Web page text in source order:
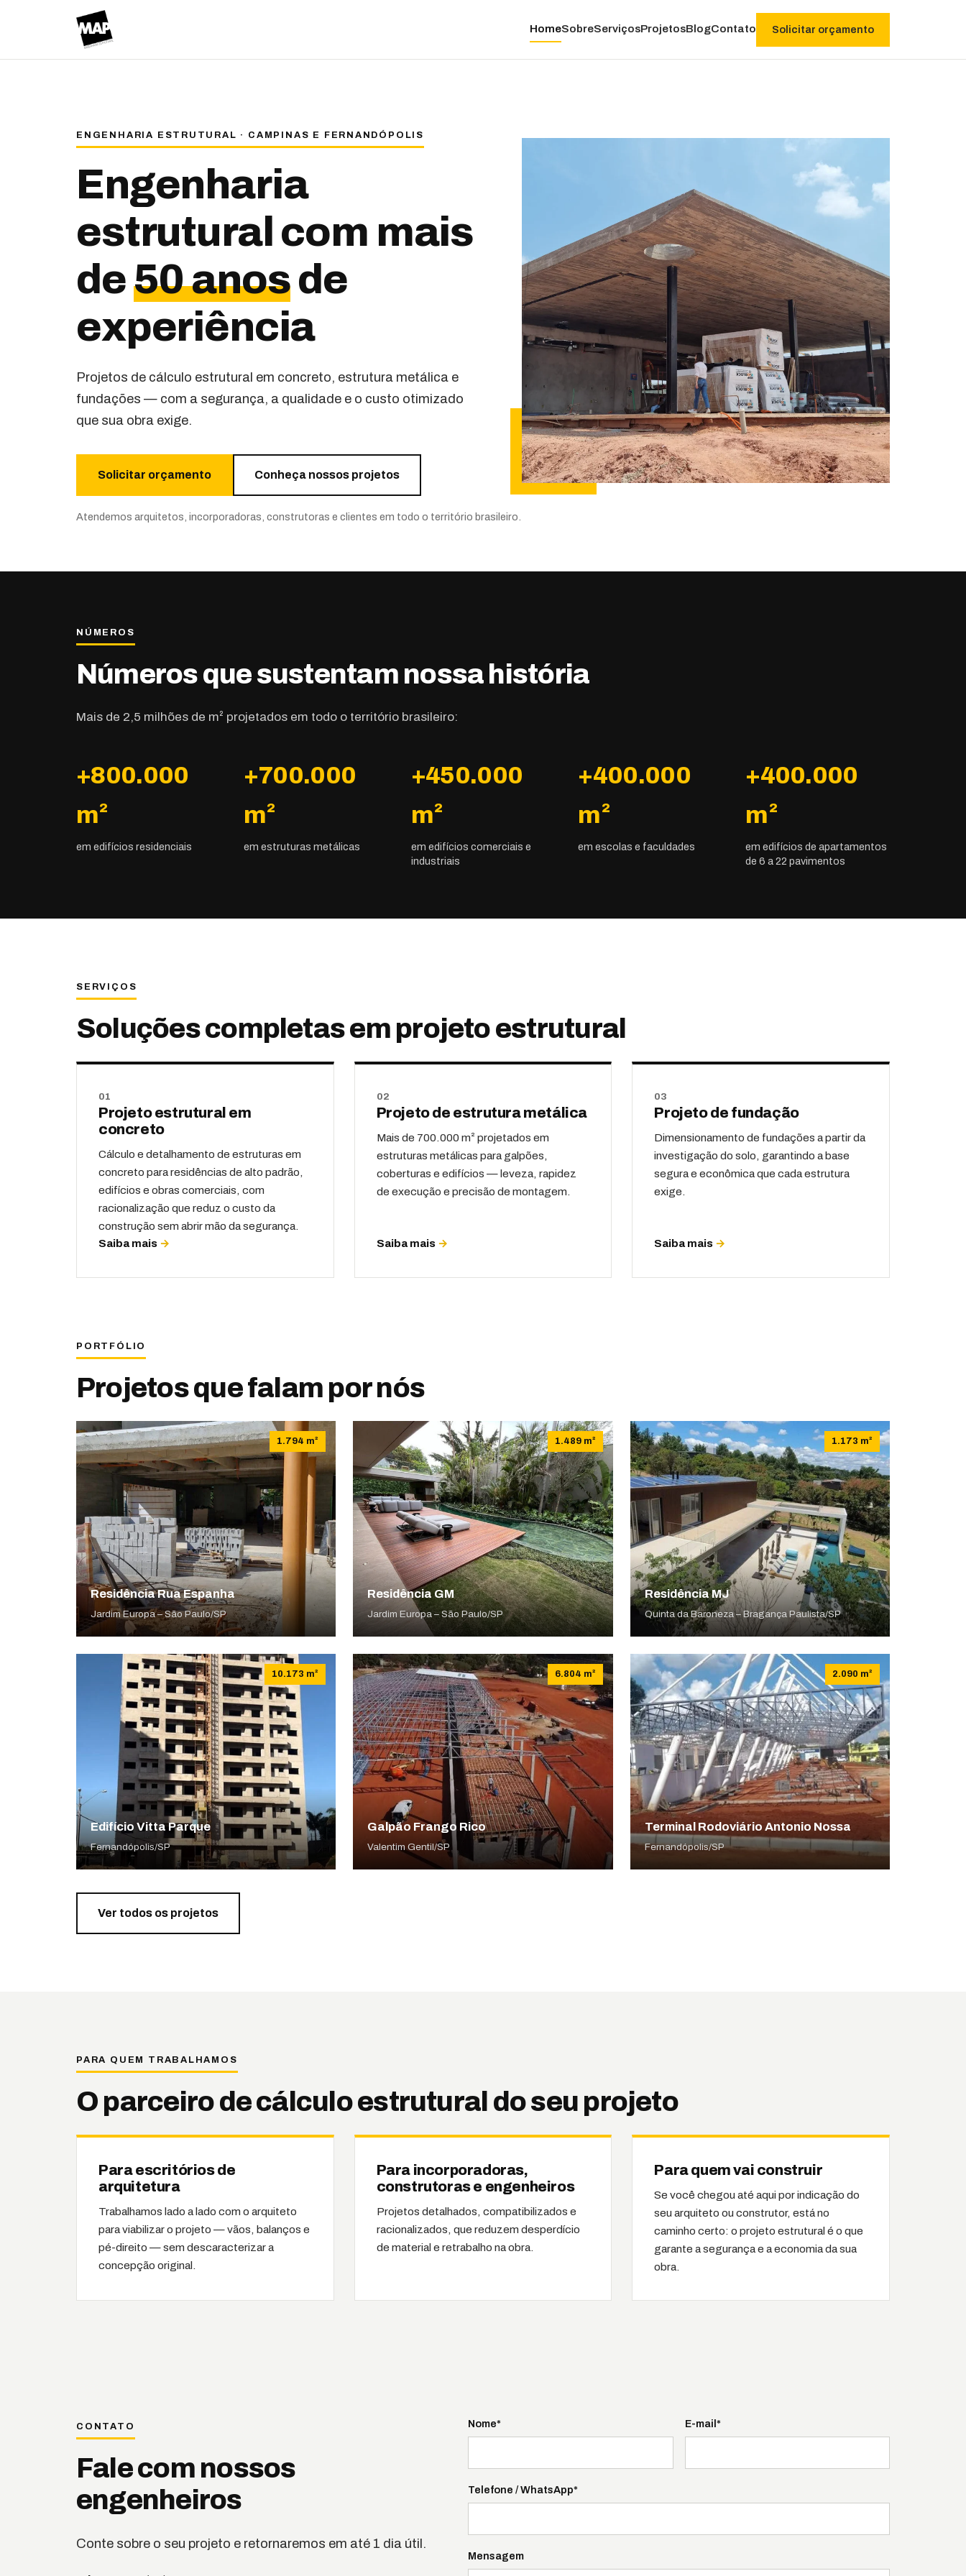
HomeSobreServiçosProjetosBlogContato Solicitar orçamento
ENGENHARIA ESTRUTURAL · CAMPINAS E FERNANDÓPOLIS
Engenharia
estrutural com mais
de50 anosde
experiência
Projetos de cálculo estrutural em concreto, estrutura metálica e
fundações — com a segurança, a qualidade e o custo otimizado
que sua obra exige.
Solicitar orçamento Conheça nossos projetos
Atendemos arquitetos, incorporadoras, construtoras e clientes em todo o território brasileiro.
NÚMEROS
Números que sustentam nossa história
Mais de 2,5 milhões de m² projetados em todo o território brasileiro:
+800.000
m²
em edifícios residenciais
+700.000
m²
em estruturas metálicas
+450.000
m²
em edifícios comerciais e
industriais
+400.000
m²
em escolas e faculdades
+400.000
m²
em edifícios de apartamentos
de 6 a 22 pavimentos
SERVIÇOS
Soluções completas em projeto estrutural
01
Projeto estrutural em
concreto
Cálculo e detalhamento de estruturas em
concreto para residências de alto padrão,
edifícios e obras comerciais, com
racionalização que reduz o custo da
construção sem abrir mão da segurança.
Saiba mais
02
Projeto de estrutura metálica
Mais de 700.000 m² projetados em
estruturas metálicas para galpões,
coberturas e edifícios — leveza, rapidez
de execução e precisão de montagem.
Saiba mais
03
Projeto de fundação
Dimensionamento de fundações a partir da
investigação do solo, garantindo a base
segura e econômica que cada estrutura
exige.
Saiba mais
PORTFÓLIO
Projetos que falam por nós
1.794 m²
Residência Rua Espanha
Jardim Europa – São Paulo/SP
1.489 m²
Residência GM
Jardim Europa – São Paulo/SP
1.173 m²
Residência MJ
Quinta da Baroneza – Bragança Paulista/SP
10.173 m²
Edifício Vitta Parque
Fernandópolis/SP
6.804 m²
Galpão Frango Rico
Valentim Gentil/SP
2.090 m²
Terminal Rodoviário Antonio Nossa
Fernandópolis/SP
Ver todos os projetos
PARA QUEM TRABALHAMOS
O parceiro de cálculo estrutural do seu projeto
Para escritórios de
arquitetura
Trabalhamos lado a lado com o arquiteto
para viabilizar o projeto — vãos, balanços e
pé-direito — sem descaracterizar a
concepção original.
Para incorporadoras,
construtoras e engenheiros
Projetos detalhados, compatibilizados e
racionalizados, que reduzem desperdício
de material e retrabalho na obra.
Para quem vai construir
Se você chegou até aqui por indicação do
seu arquiteto ou construtor, está no
caminho certo: o projeto estrutural é o que
garante a segurança e a economia da sua
obra.
CONTATO
Fale com nossos
engenheiros
Conte sobre o seu projeto e retornaremos em até 1 dia útil.
Nome* E-mail*
Telefone / WhatsApp*
Mensagem